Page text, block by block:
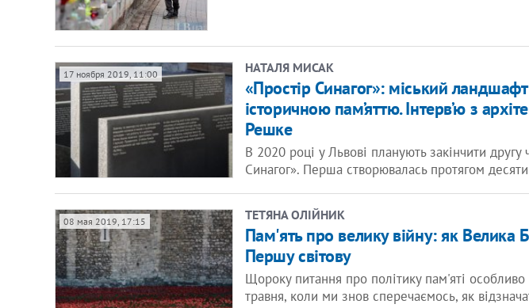
17 ноября 2019, 11:00 НАТАЛЯ МИСАК
«Простір Синагог»: міський ландшафт
історичною пам’яттю. Інтерв’ю з
Решке
В 2020 році у Львові планують закінчити другу
Синагог». Перша створювалась протягом
08 мая 2019, 17:15 ТЕТЯНА ОЛІЙНИК
Пам'ять про велику війну: як Велика
Першу світову
Щороку питання про політику пам'яті особливо
травня, коли ми знов сперечаємось, як